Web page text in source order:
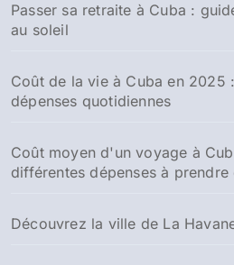
Passer sa retraite à Cuba :
au soleil
Coût de la vie à Cuba en 2025
dépenses quotidiennes
Coût moyen d'un voyage à
différentes dépenses à
Découvrez la ville de La